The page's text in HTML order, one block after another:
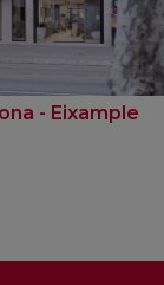
- Eixample